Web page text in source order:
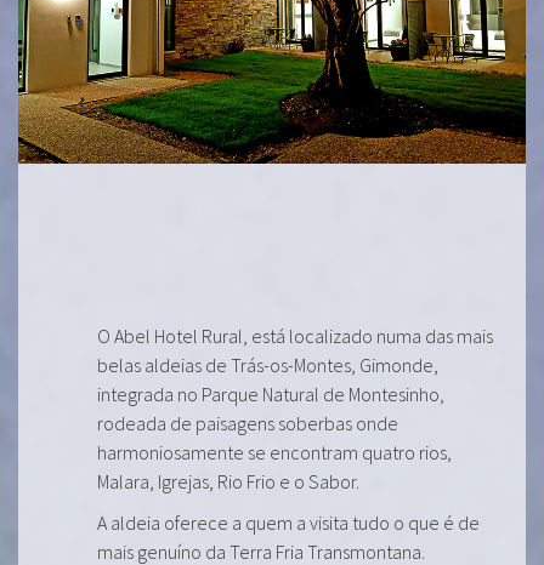
O Abel Hotel Rural, está localizado numa das mais
belas aldeias de Trás-os-Montes, Gimonde,
integrada no Parque Natural de Montesinho,
rodeada de paisagens soberbas onde
harmoniosamente se encontram quatro rios,
Malara, Igrejas, Rio Frio e o Sabor.
A aldeia oferece a quem a visita tudo o que é de
mais genuíno da Terra Fria Transmontana.